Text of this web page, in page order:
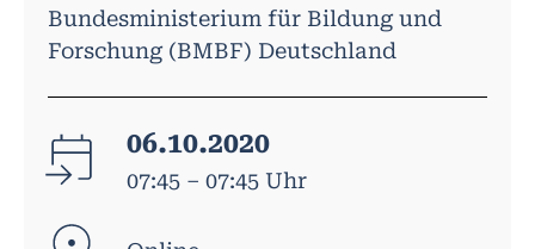
Bundesministerium für Bildung und
Forschung (BMBF) Deutschland
06.10.2020
07:45 – 07:45 Uhr